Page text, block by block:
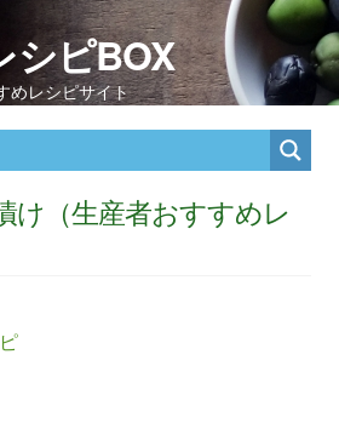
シピBOX
めレシピサイト
け（生産者おすすめレ